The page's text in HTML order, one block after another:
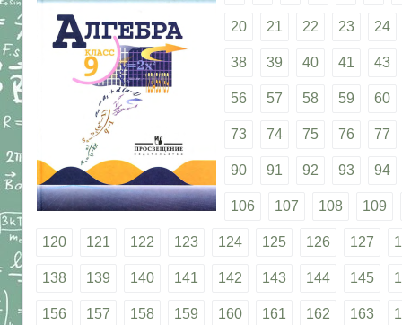
20 21 22 23 24
38 39 40 41 43
56 57 58 59 60
73 74 75 76 77
90 91 92 93 94
106 107 108 109
120 121 122 123 124 125 126 127
138 139 140 141 142 143 144 145
156 157 158 159 160 161 162 163